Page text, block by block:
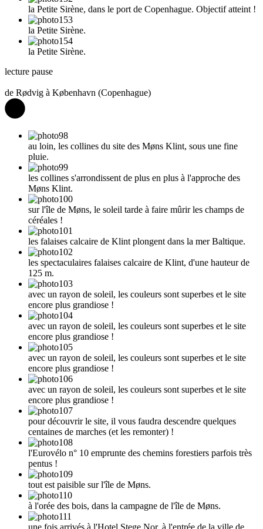
la Petite Sirène, dans le port de Copenhague. Objectif atteint !
la Petite Sirène.
la Petite Sirène.
lecture pause
de Rødvig à København (Copenhague)
au loin, les collines du site des Møns Klint, sous une fine
pluie.
les collines s'arrondissent de plus en plus à l'approche des
Møns Klint.
sur l'île de Møns, le soleil tarde à faire mûrir les champs de
céréales !
les falaises calcaire de Klint plongent dans la mer Baltique.
les spectaculaires falaises calcaire de Klint, d'une hauteur de
125 m.
avec un rayon de soleil, les couleurs sont superbes et le site
encore plus grandiose !
avec un rayon de soleil, les couleurs sont superbes et le site
encore plus grandiose !
avec un rayon de soleil, les couleurs sont superbes et le site
encore plus grandiose !
avec un rayon de soleil, les couleurs sont superbes et le site
encore plus grandiose !
pour découvrir le site, il vous faudra descendre quelques
centaines de marches (et les remonter) !
l'Eurovélo n° 10 emprunte des chemins forestiers parfois très
pentus !
tout est paisible sur l'île de Møns.
à l'orée des bois, dans la campagne de l'île de Møns.